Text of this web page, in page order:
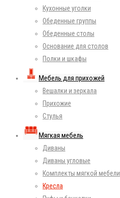
Кухонные уголки
Обеденные группы
Обеденные столы
Основание для столов
Полки и шкафы
Мебель для прихожей
Вешалки и зеркала
Прихожие
Стулья
Мягкая мебель
Диваны
Диваны угловые
Комплекты мягкой мебели
Кресла